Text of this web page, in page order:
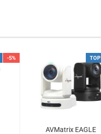
-5% TOP
AVMatrix EAGLE